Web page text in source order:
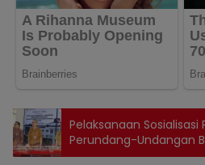
Pelaksanaan Sosialisasi
Perundang-Undangan
di Lingkungan